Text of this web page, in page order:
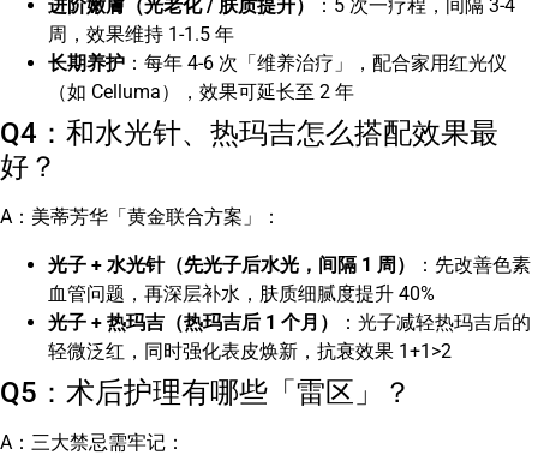
进阶嫩膚（光老化 / 肤质提升）
：5 次一疗程，间隔 3-4
周，效果维持 1-1.5 年
长期养护 ：每年 4-6 次「维养治疗」，配合家用红光仪
（如 Celluma），效果可延长至 2 年
Q4：和水光针、热玛吉怎么搭配效果最
好？
A：美蒂芳华「黄金联合方案」：
光子 + 水光针（先光子后水光，间隔 1 周）
：先改善色素
血管问题，再深层补水，肤质细腻度提升 40%
光子 + 热玛吉（热玛吉后 1 个月）
：光子减轻热玛吉后的
轻微泛红，同时强化表皮焕新，抗衰效果 1+1>2
Q5：术后护理有哪些「雷区」？
A：三大禁忌需牢记：